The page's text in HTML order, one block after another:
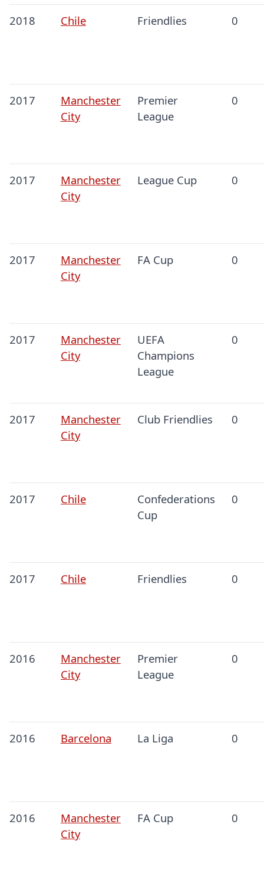
2018 Chile Friendlies 0
2017
Manchester
City
Premier
League
0
2017
Manchester
City
League Cup 0
2017
Manchester
City
FA Cup 0
2017
Manchester
City
UEFA
Champions
League
0
2017
Manchester
City
Club Friendlies 0
2017 Chile
Confederations
Cup
0
2017 Chile Friendlies 0
2016
Manchester
City
Premier
League
0
2016 Barcelona La Liga 0
2016
Manchester
City
FA Cup 0